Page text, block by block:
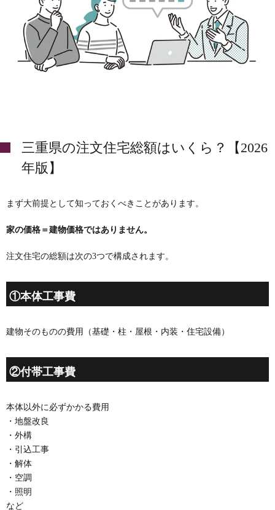
三重県の注文住宅総額はいくら？【2026
年版】
まず大前提として知っておくべきことがあります。
家の価格＝建物価格ではありません。
注文住宅の総額は次の3つで構成されます。
①本体工事費
建物そのものの費用（基礎・柱・屋根・内装・住宅設備）
②付帯工事費
本体以外に必ずかかる費用
・地盤改良
・外構
・引込工事
・解体
・空調
・照明
など